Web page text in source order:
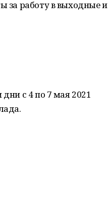
за работу в выходные и
с 4 по 7 мая 2021